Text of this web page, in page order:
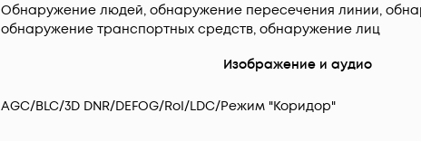
Обнаружение людей, обнаружение пересечения линии,
обнаружение транспортных средств, обнаружение лиц
Изображение и аудио
AGC/BLC/3D DNR/DEFOG/RoI/LDC/Режим "Коридор"